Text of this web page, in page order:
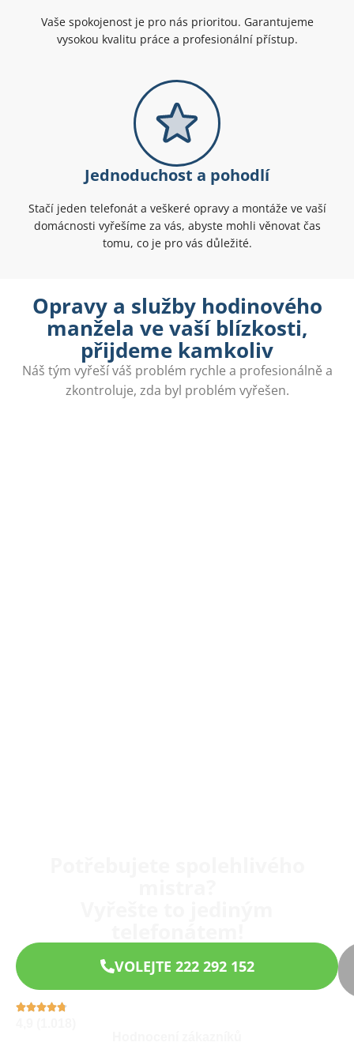
Vaše spokojenost je pro nás prioritou. Garantujeme
vysokou kvalitu práce a profesionální přístup.
Jednoduchost a pohodlí
Stačí jeden telefonát a veškeré opravy a montáže ve vaší
domácnosti vyřešíme za vás, abyste mohli věnovat čas
tomu, co je pro vás důležité.
Opravy a služby hodinového
manžela ve vaší blízkosti,
přijdeme kamkoliv
Náš tým vyřeší váš problém rychle a profesionálně a
zkontroluje, zda byl problém vyřešen.
VOLEJTE 222 292 152